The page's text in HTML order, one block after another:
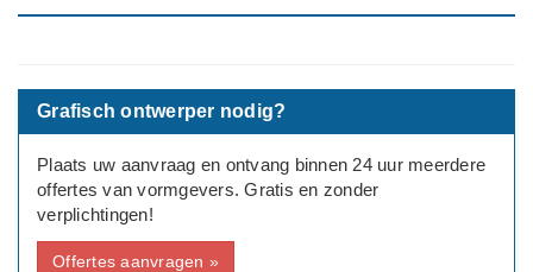
Bedrijf
Grafisch ontwerper nodig?
Plaats uw aanvraag en ontvang binnen 24 uur meerdere
offertes van vormgevers. Gratis en zonder
verplichtingen!
Offertes aanvragen »